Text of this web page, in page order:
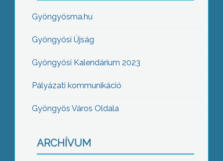
Gyöngyösma.hu
Gyöngyösi Újság
Gyöngyösi Kalendárium 2023
Pályázati kommunikáció
Gyöngyös Város Oldala
ARCHÍVUM